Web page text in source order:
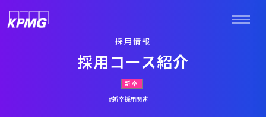
採用情報
採用コース紹介
新卒
#新卒採用関連